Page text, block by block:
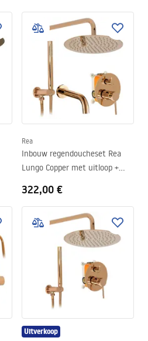
Rea
Inbouw regendoucheset Rea
Lungo Copper met uitloop +
322,00 €
Uitverkoop